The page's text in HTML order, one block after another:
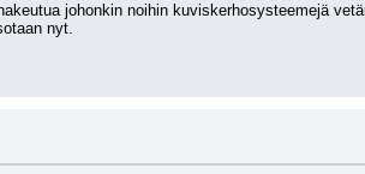
johonkin noihin kuviskerhosysteemejä
nyt.